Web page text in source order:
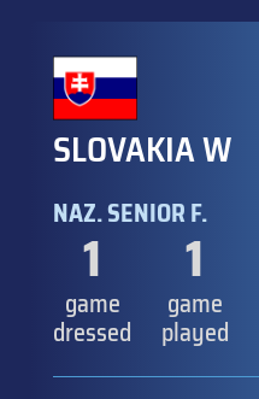
SLOVAKIA W
NAZ. SENIOR F.
1
game
dressed
1
game
played